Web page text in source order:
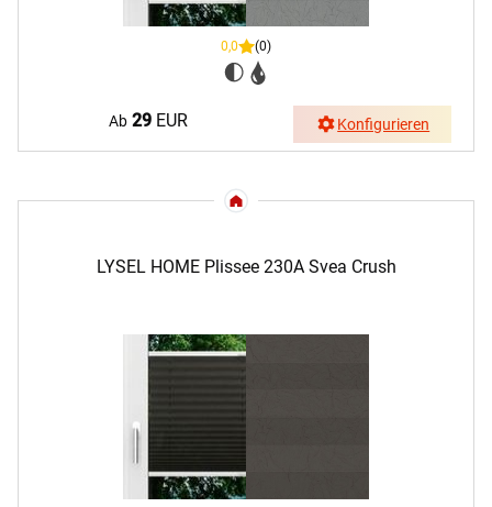
0,0 (0)
Ab 29 EUR Konfigurieren
LYSEL HOME Plissee 230A Svea Crush